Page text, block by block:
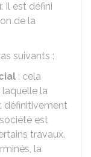
Il est défini
de la
suivants :
: cela
laquelle la
définitivement
est
travaux.
la